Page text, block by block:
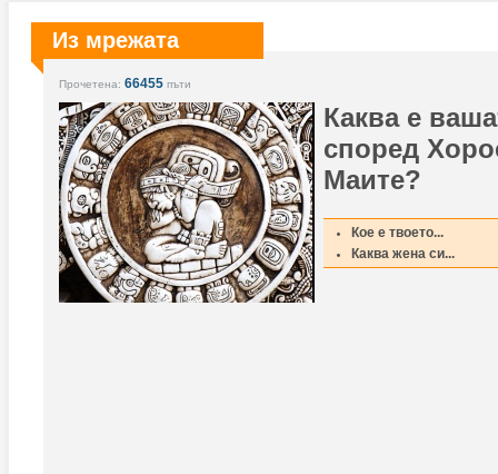
Из мрежата
Прочетена: 66455 пъти
Каква е
според
Маите?
Кое е твоето...
Каква жена си...